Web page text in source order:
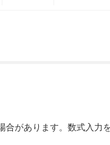
があります。数式入力